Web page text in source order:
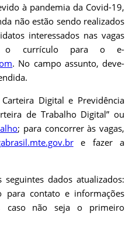
à pandemia da Covid-19,
não estão sendo realizados
interessados nas vagas
o currículo para o e-
. No campo assunto, deve-
Digital e Previdência
de Trabalho Digital” ou
; para concorrer às vagas,
e fazer a
dados atualizados:
para contato e informações
caso não seja o primeiro